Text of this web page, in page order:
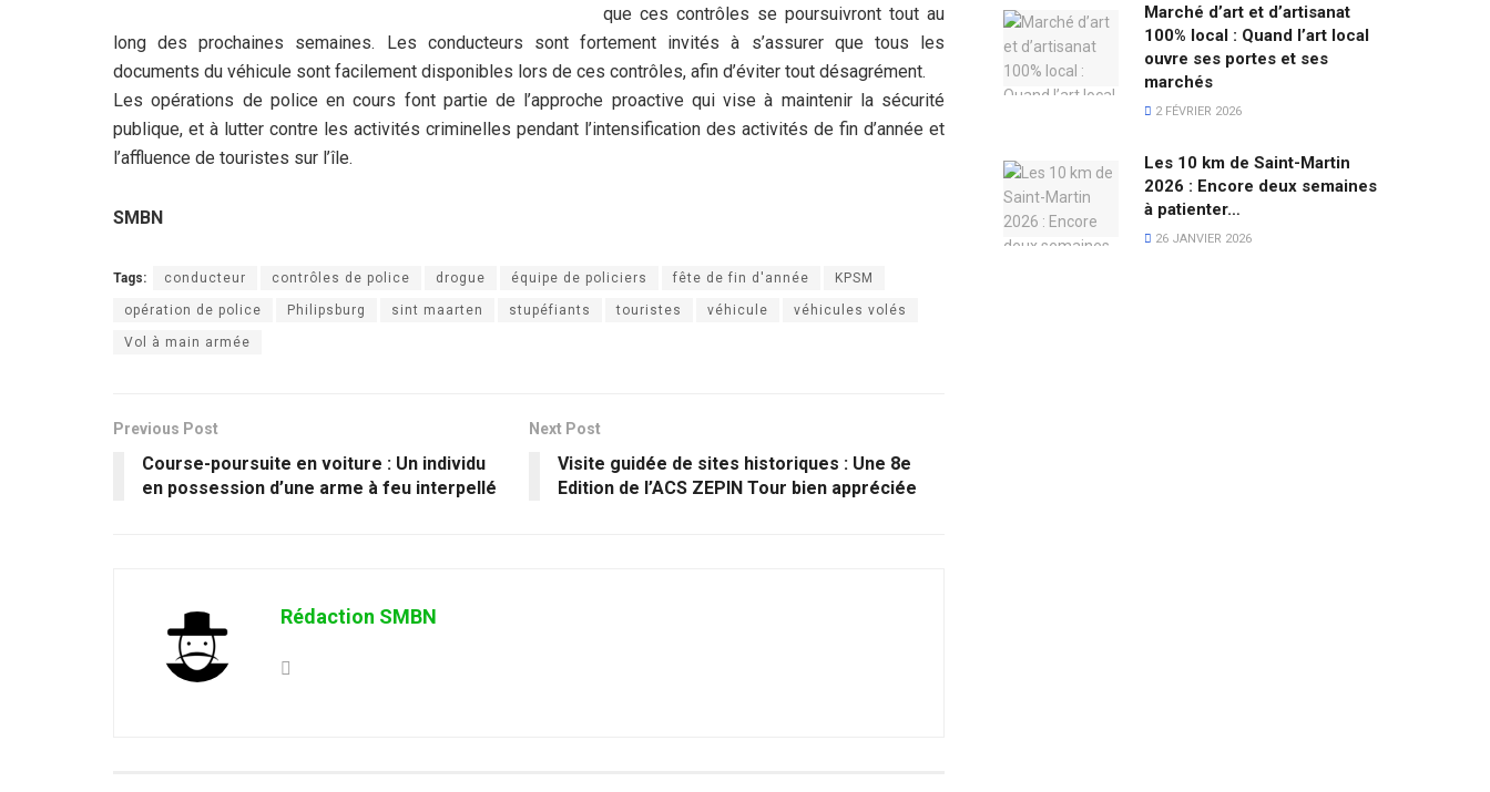
que ces contrôles se poursuivront tout au
long des prochaines semaines. Les conducteurs sont fortement invités à s’assurer que tous les
documents du véhicule sont facilement disponibles lors de ces contrôles, afin d’éviter tout désagrément.
Les opérations de police en cours font partie de l’approche proactive qui vise à maintenir la sécurité
publique, et à lutter contre les activités criminelles pendant l’intensification des activités de fin d’année et
l’affluence de touristes sur l’île.
SMBN
Tags: conducteur contrôles de police drogue équipe de policiers fête de fin d'année KPSM
opération de police Philipsburg sint maarten stupéfiants touristes véhicule véhicules volés
Vol à main armée
Previous Post
Course-poursuite en voiture : Un individu
en possession d’une arme à feu interpellé
Next Post
Visite guidée de sites historiques : Une 8e
Edition de l’ACS ZEPIN Tour bien appréciée
Rédaction SMBN
Marché d’art et d’artisanat
100% local : Quand l’art local
ouvre ses portes et ses
marchés
2 FÉVRIER 2026
Les 10 km de Saint-Martin
2026 : Encore deux semaines
à patienter…
26 JANVIER 2026